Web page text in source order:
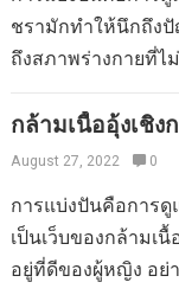
ชรามักทำให้นึกถึง
ถึงสภาพร่างกายที่ไ
ต้องจบด้วยอีสุกอีใส
งูสวัดเป็นเงื่อนไขที่เ
เดียวกันที่รับผิดชอ
คือโรคงูสวัดนั้นเกิด
ถึงโรคอีสุกอีใสมันอ
คนที่ได้รับผลกระทบ
กล้ามเนื้ออุ้งเชิ
August 27, 2022 0
การแบ่งปันคือการดู
เป็นเว็บของกล้ามเ
อยู่ที่ดีของผู้หญิง อย่